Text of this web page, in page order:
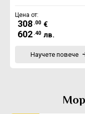
Цена от:
308 .00 €
602 .40 лв.
Научете повече